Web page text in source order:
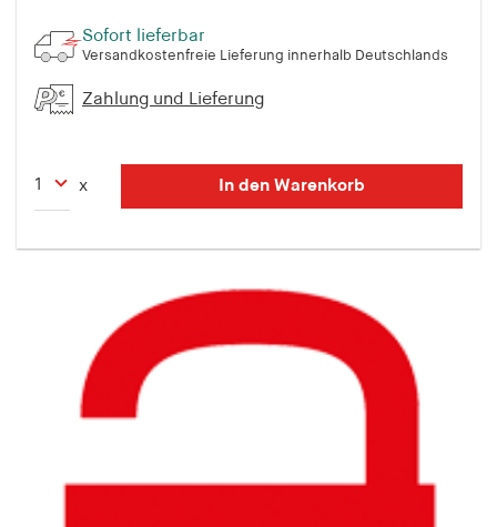
Sofort lieferbar
Versandkostenfreie Lieferung innerhalb Deutschlands
Zahlung und Lieferung
x In den Warenkorb